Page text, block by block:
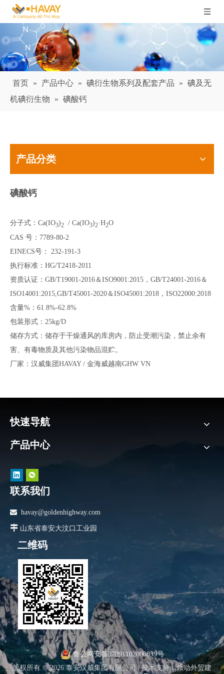
首页 » 产品中心 » 碘衍生物系列及配套产品 » 碘及无
机碘衍生物
» 碘酸钙
产品分类
碘酸钙
分子式：Ca(IO3)2 / Ca(IO3)2·H2O
CAS 号：7789-80-2
EINECS号： 232-191-3
执行标准：HG/T2418-2011
资质认证：GB/T19001-2016＆ISO9001:2015，GB/T24001-2016＆
ISO14001:2015,GB/T45001-2020＆ISO45001:2018，ISO22000:2018
含量%：61.8%-62.8%
包装形式：25kg/D
储存方式：储存于干燥通风的库房内，防止受潮污染，禁止余有
害、有毒物质及其他污染物品混贮。
厂家：汉威集团HAVAY / 金海威越南GHW VN
快速导航
产品中心
联系我们
 havay@goldenhighway.com
 山东省泰安大汶口工业园
二维码
鲁公网安备37091102000839号
版权所有 ©2026泰安汉威集团有限公司 |技术支持：领动外贸建